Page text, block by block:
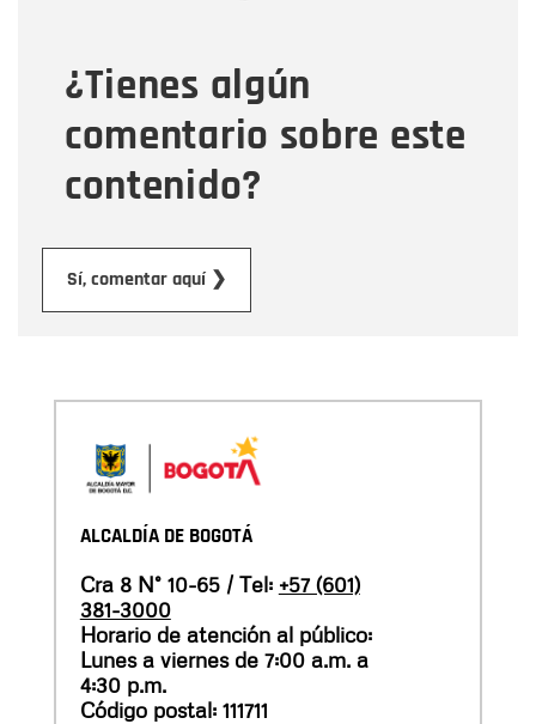
¿Tienes algún
comentario sobre este
contenido?
Sí, comentar aquí ❯
Mensaje
ALCALDÍA DE BOGOTÁ
Cra 8 N° 10-65 / Tel: +57 (601)
381-3000
Horario de atención al público:
Lunes a viernes de 7:00 a.m. a
4:30 p.m.
Código postal: 111711